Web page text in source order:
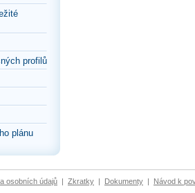
profilů
plánu
osobních údajů | Zkratky | Dokumenty | Návod k